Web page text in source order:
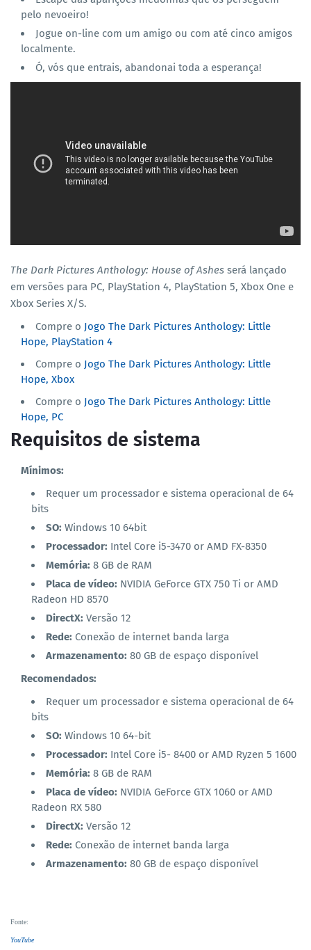
pelo nevoeiro!
Jogue on-line com um amigo ou com até cinco amigos
localmente.
Ó, vós que entrais, abandonai toda a esperança!
The Dark Pictures Anthology: House of Ashes será lançado
em versões para PC, PlayStation 4, PlayStation 5, Xbox One e
Xbox Series X/S.
Compre o Jogo The Dark Pictures Anthology: Little
Hope, PlayStation 4
Compre o Jogo The Dark Pictures Anthology: Little
Hope, Xbox
Compre o Jogo The Dark Pictures Anthology: Little
Hope, PC
Requisitos de sistema
Mínimos:
Requer um processador e sistema operacional de 64
bits
SO: Windows 10 64bit
Processador: Intel Core i5-3470 or AMD FX-8350
Memória: 8 GB de RAM
Placa de vídeo: NVIDIA GeForce GTX 750 Ti or AMD
Radeon HD 8570
DirectX: Versão 12
Rede: Conexão de internet banda larga
Armazenamento: 80 GB de espaço disponível
Recomendados:
Requer um processador e sistema operacional de 64
bits
SO: Windows 10 64-bit
Processador: Intel Core i5- 8400 or AMD Ryzen 5 1600
Memória: 8 GB de RAM
Placa de vídeo: NVIDIA GeForce GTX 1060 or AMD
Radeon RX 580
DirectX: Versão 12
Rede: Conexão de internet banda larga
Armazenamento: 80 GB de espaço disponível
Fonte:
YouTube